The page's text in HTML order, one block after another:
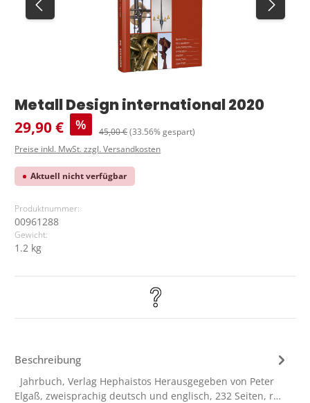
Metall Design international 2020
Verkaufspreis:
29,90 € % Regulärer Preis:
45,00 €(33.56% gespart)
Preise inkl. MwSt. zzgl. Versandkosten
Aktuell nicht verfügbar
Produktnummer:
00961288
Gewicht:
1.2 kg
Beschreibung
Jahrbuch, Verlag Hephaistos Herausgegeben von Peter
Elgaß, zweisprachig deutsch und englisch, 232 Seiten, r…